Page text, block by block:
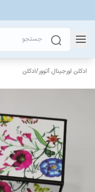
ادکلن اورجینال آتوور/ادکلن